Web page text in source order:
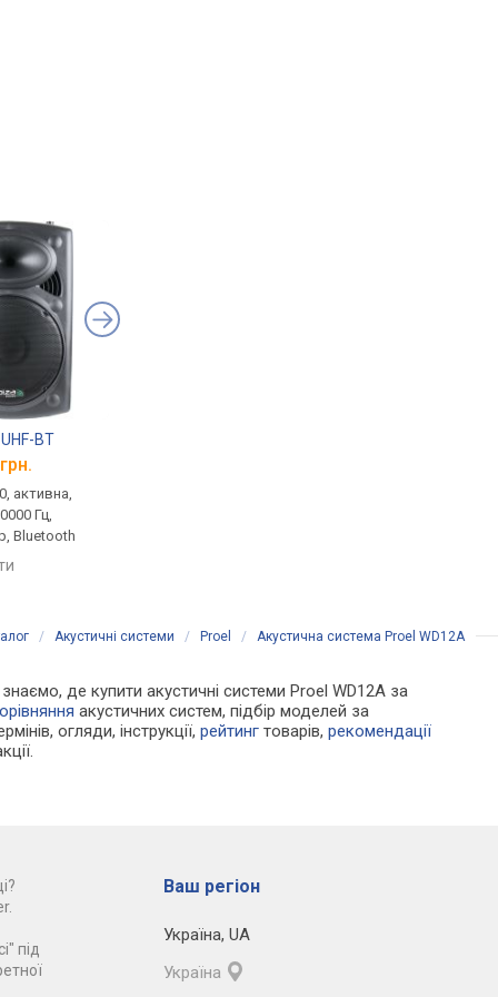
BT
активна,
Гц,
Bluetooth
/ Акустичні системи / Proel / Акустична система Proel WD12A
де купити акустичні системи Proel WD12A за
акустичних систем, підбір моделей за
огляди, інструкції,рейтинг товарів,рекомендації
під
Ваш регіон
Україна, UA
Україна